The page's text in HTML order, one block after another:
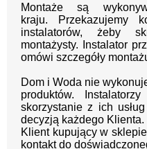
Montaże są
kraju.
Przekazujemy
instalatorów, żeby
montażysty.
Instalator
omówi szczegóły
Dom i Woda nie
produktów.
skorzystanie z ich
decyzją każdego Klienta.
Klient kupujący w
kontakt do